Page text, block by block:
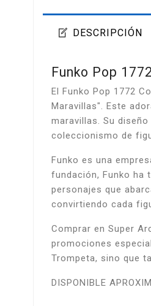
DESCRIPCIÓN
Funko Pop
El Funko Pop 1772
Maravillas". Este
maravillas. Su
coleccionismo de
Funko es una
fundación, Funko ha
personajes que
convirtiendo cada
Comprar en Super
promociones
Trompeta, sino que
DISPONIBLE